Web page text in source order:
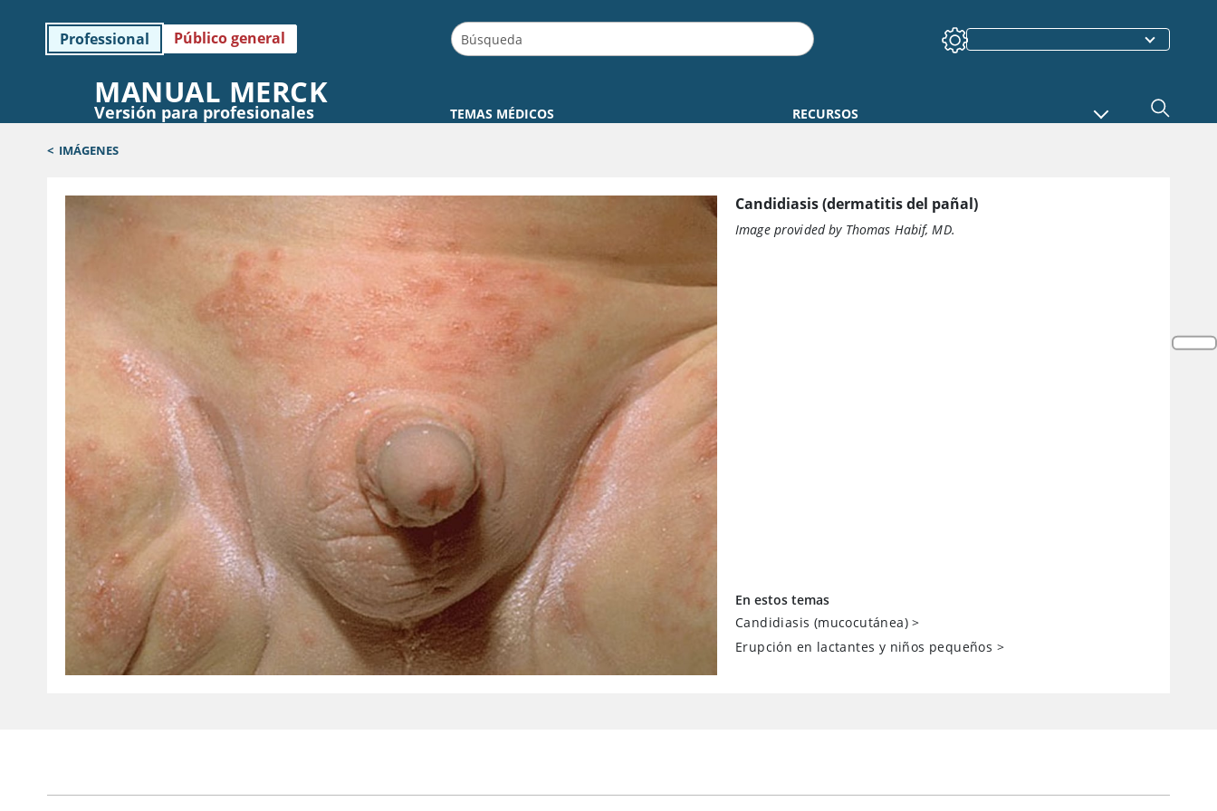
Professional Público general
MANUAL MERCK
Versión para profesionales TEMAS MÉDICOS RECURSOS
< IMÁGENES
Candidiasis (dermatitis del pañal)
Image provided by Thomas Habif, MD.
En estos temas
Candidiasis (mucocutánea) >
Erupción en lactantes y niños pequeños >